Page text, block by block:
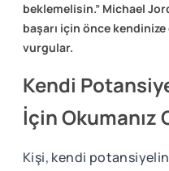
beklemelisin.” Michael
başarı için önce
vurgular.
Kendi
İçin Okumanız
Kişi, kendi